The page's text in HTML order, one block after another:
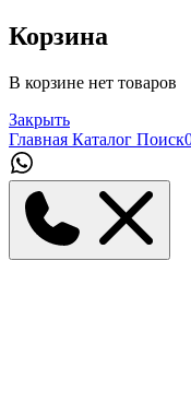
Корзина
В корзине нет товаров
Закрыть
Главная Каталог Поиск